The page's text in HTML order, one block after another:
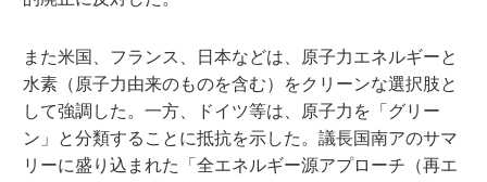
また米国、フランス、日本などは、原子力エネルギーと
水素（原子力由来のものを含む）をクリーンな選択肢と
して強調した。一方、ドイツ等は、原子力を「グリー
ン」と分類することに抵抗を示した。議長国南アのサマ
リーに盛り込まれた「全エネルギー源アプローチ（再エ